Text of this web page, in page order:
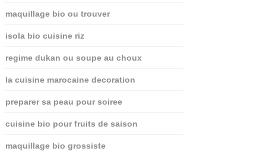
maquillage bio ou trouver
isola bio cuisine riz
regime dukan ou soupe au choux
la cuisine marocaine decoration
preparer sa peau pour soiree
cuisine bio pour fruits de saison
maquillage bio grossiste